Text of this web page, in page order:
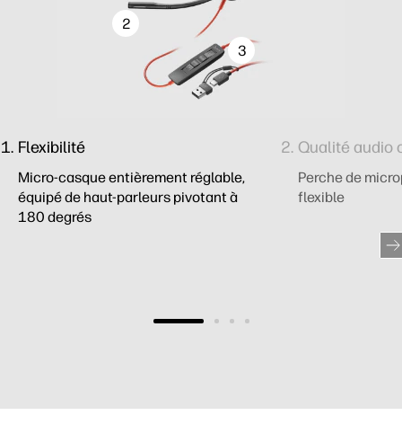
3
2
Flexibilité
Micro-casque entièrement réglable,
équipé de haut-parleurs pivotant à
180 degrés
Qualité audio
Perche de
flexible